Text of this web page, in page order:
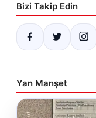
Bizi Takip Edin
Yan Manşet